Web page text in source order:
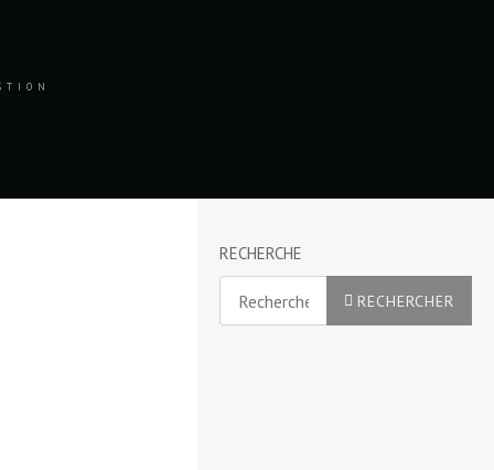
RECHERCHE
RECHERCHER